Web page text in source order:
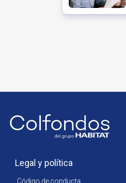
Legal y política
Código de conducta